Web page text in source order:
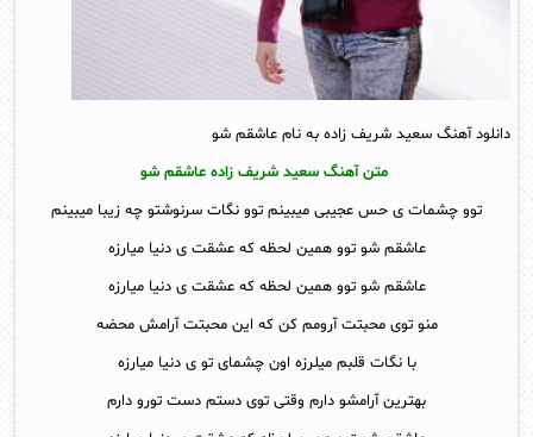
دانلود آهنگ سعید شریف زاده به نام عاشقم شو
متن آهنگ سعید شریف زاده عاشقم شو
توو چشمات ی حس عجیبی میبینم توو نگات سرنوشتو چه زیبا میبینم
عاشقم شو توو همین لحظه که عشقت ی دنیا میارزه
عاشقم شو توو همین لحظه که عشقت ی دنیا میارزه
منو توی محبتت آرومم کن که این محبتت آرامش محضه
با نگات قلبم میلرزه اون چشمای تو ی دنیا میارزه
بهترین آرامشو دارم وقتی توی دستم دست تورو دارم